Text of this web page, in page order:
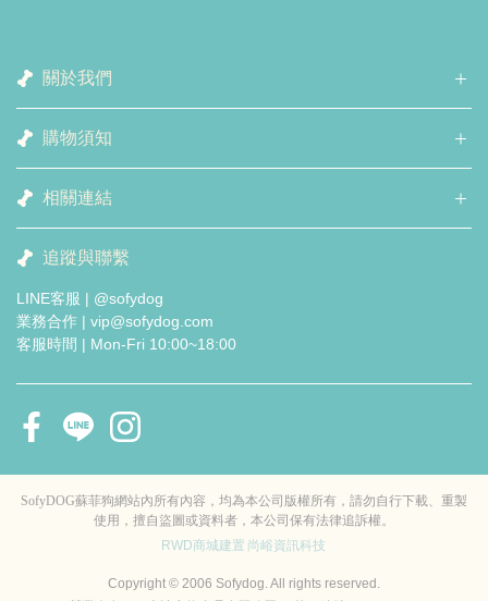
關於我們
購物須知
相關連結
追蹤與聯繫
LINE客服 | @sofydog
業務合作 | vip@sofydog.com
客服時間 | Mon-Fri 10:00~18:00
SofyDOG蘇菲狗網站內所有內容，均為本公司版權所有，請勿自行下載、重製
使用，擅自盜圖或資料者，本公司保有法律追訴權。
RWD商城建置 尚峪資訊科技
Copyright © 2006 Sofydog. All rights reserved.